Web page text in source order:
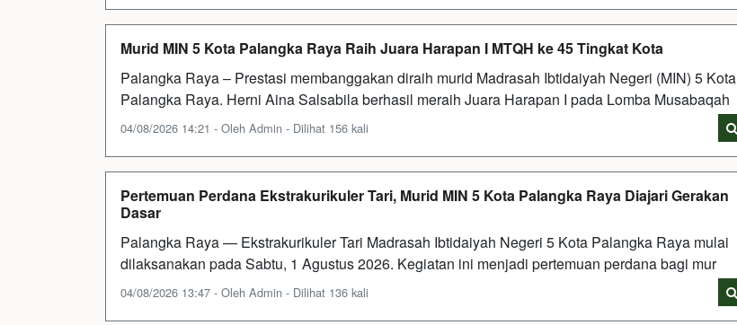
Murid MIN 5 Kota Palangka Raya Raih Juara Harapan I MTQH ke 45 Tingkat Kota
Palangka Raya – Prestasi membanggakan diraih murid Madrasah Ibtidaiyah Negeri (MIN) 5 Kota
Palangka Raya. Herni Aina Salsabila berhasil meraih Juara Harapan I pada Lomba Musabaqah
04/08/2026 14:21 - Oleh Admin - Dilihat 156 kali
Pertemuan Perdana Ekstrakurikuler Tari, Murid MIN 5 Kota Palangka Raya Diajari Gerakan
Dasar
Palangka Raya — Ekstrakurikuler Tari Madrasah Ibtidaiyah Negeri 5 Kota Palangka Raya mulai
dilaksanakan pada Sabtu, 1 Agustus 2026. Kegiatan ini menjadi pertemuan perdana bagi mur
04/08/2026 13:47 - Oleh Admin - Dilihat 136 kali